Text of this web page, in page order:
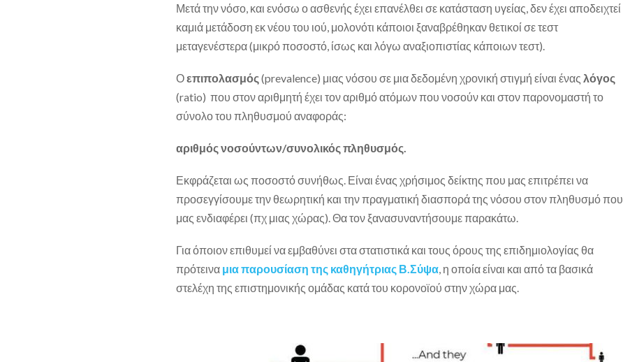
Μετά την νόσο, και ενόσω ο ασθενής έχει επανέλθει σε κατάσταση υγείας, δεν έχει αποδειχτεί
καμιά μετάδοση εκ νέου του ιού, μολονότι κάποιοι ξαναβρέθηκαν θετικοί σε τεστ
μεταγενέστερα (μικρό ποσοστό, ίσως και λόγω αναξιοπιστίας κάποιων τεστ).
Οεπιπολασμός (prevalence) μιας νόσου σε μια δεδομένη χρονική στιγμή είναι ένας λόγος
(ratio) που στον αριθμητή έχει τον αριθμό ατόμων που νοσούν και στον παρονομαστή το
σύνολο του πληθυσμού αναφοράς:
αριθμός νοσούντων/συνολικός πληθυσμός.
Εκφράζεται ως ποσοστό συνήθως. Είναι ένας χρήσιμος δείκτης που μας επιτρέπει να
προσεγγίσουμε την θεωρητική και την πραγματική διασπορά της νόσου στον πληθυσμό που
μας ενδιαφέρει (πχ μιας χώρας). Θα τον ξανασυναντήσουμε παρακάτω.
Για όποιον επιθυμεί να εμβαθύνει στα στατιστικά και τους όρους της επιδημιολογίας θα
πρότεινα μια παρουσίαση της καθηγήτριας Β.Σύψα, η οποία είναι και από τα βασικά
στελέχη της επιστημονικής ομάδας κατά του κορονοϊού στην χώρα μας.